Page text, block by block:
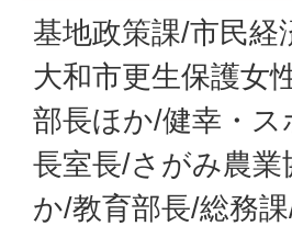
基地政策課/市民
大和市更生保護女
部長ほか/健幸・
長室長/さがみ農業
か/教育部長/総務